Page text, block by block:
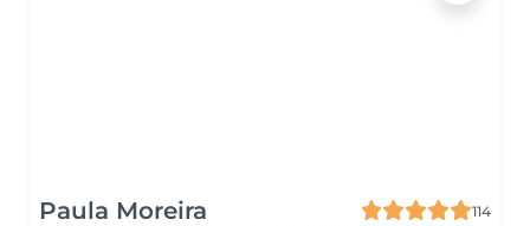
Paula Moreira
114